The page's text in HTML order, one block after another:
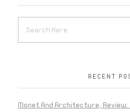
RECENT
Monet And Architecture, Review: